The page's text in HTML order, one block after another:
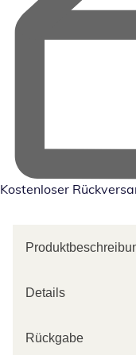
Kostenloser
Details
Rückgabe